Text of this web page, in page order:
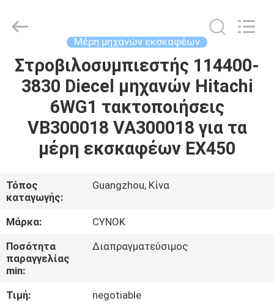
ΣΠΊΤΙ
ΠΡΟΪΌΝΤΑ
ΠΕΡΊΠΟΥ
ΕΜΕΊΣ
ΓΎΡΟΣ
ΕΡΓΟΣΤΑΣΊΩΝ
ΠΟΙΟΤΙΚΌΣ
Trade
Rights
Reserved.
Μέρη μηχανών εκσκαφέων
Στροβιλοσυμπιεστής 114400-
3830 Diecel μηχανών Hitachi
6WG1 τακτοποιήσεις
VB300018 VA300018 για τα
μέρη εκσκαφέων EX450
Τόπος
καταγωγής:
Guangzhou, Κίνα
Μάρκα:
CYNOK
Ποσότητα
παραγγελίας
min:
Διαπραγματεύσιμος
Τιμή:
negotiable